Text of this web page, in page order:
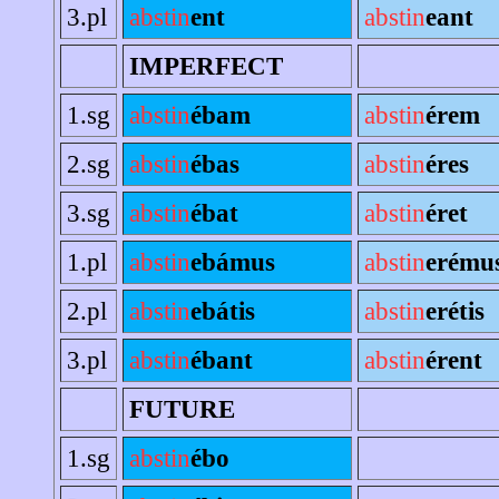
3.pl
abstinent abstineant
IMPERFECT
1.sg
abstinébam abstinérem
2.sg
abstinébas abstinéres
3.sg
abstinébat abstinéret
1.pl
abstinebámus abstin
2.pl
abstinebátis abstinerétis
3.pl
abstinébant abstinérent
FUTURE
1.sg
abstinébo